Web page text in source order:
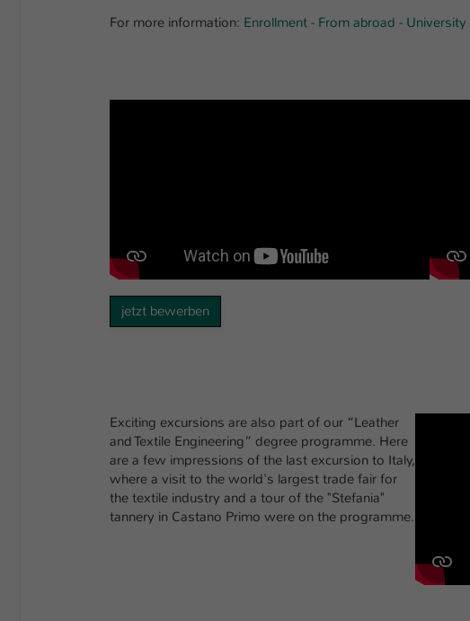
For more information: Enrollment - From abroad -
jetzt bewerben
Exciting excursions are also part of our “Leather
and Textile Engineering” degree programme. Here
are a few impressions of the last excursion to Italy,
where a visit to the world's largest trade fair for
the textile industry and a tour of the "Stefania"
tannery in Castano Primo were on the programme.